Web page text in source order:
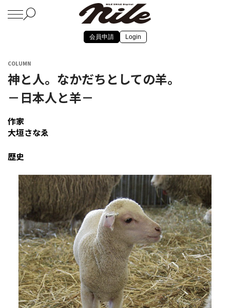
会員申請 Login
COLUMN
神と人。なかだちとしての羊。
－日本人と羊－
作家
大垣さなゑ
歴史